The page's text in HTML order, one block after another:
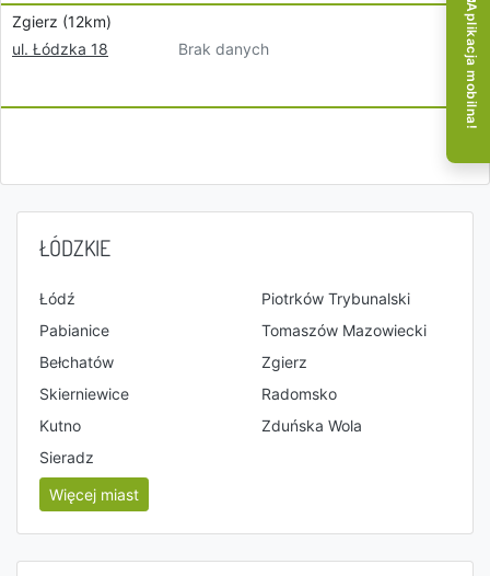
Zgierz (12km)
ul. Łódzka 18
Brak danych
ŁÓDZKIE
Łódź
Piotrków Trybunalski
Pabianice
Tomaszów Mazowiecki
Bełchatów
Zgierz
Skierniewice
Radomsko
Kutno
Zduńska Wola
Sieradz
Więcej miast
Aplikacja mobilna!